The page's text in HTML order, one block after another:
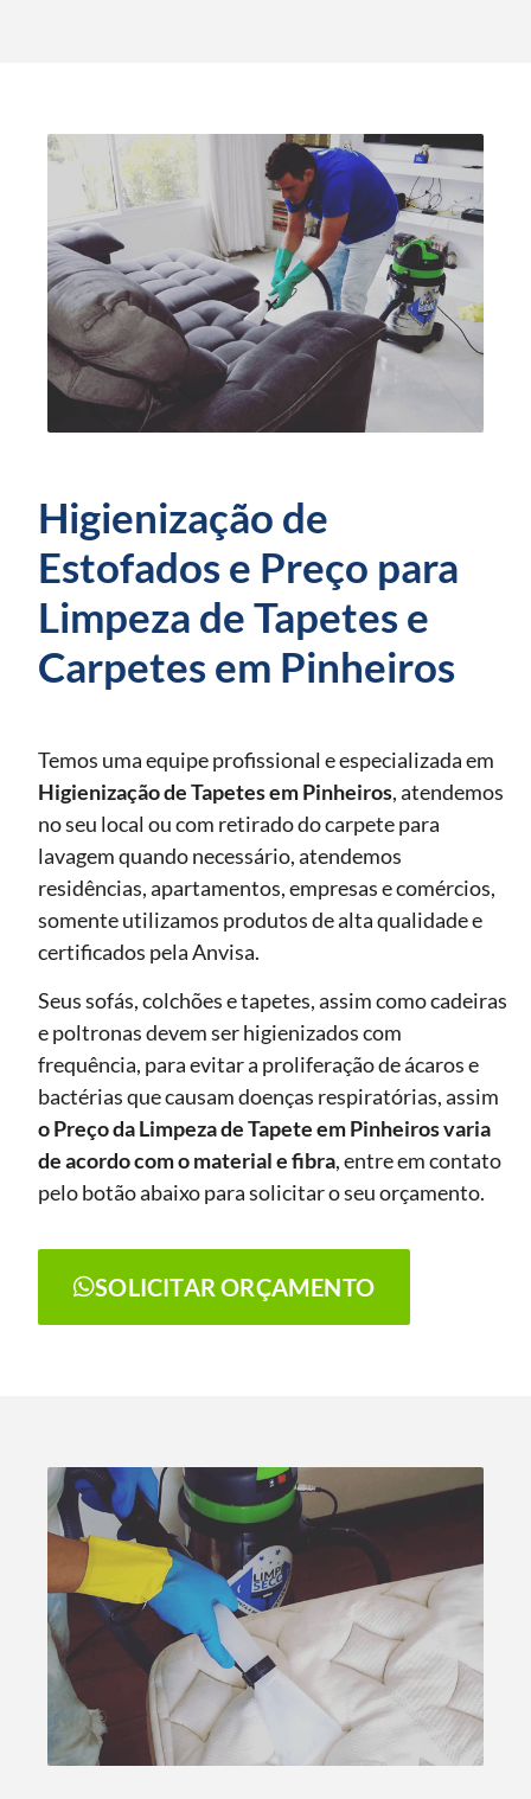
Higienização de
Estofados e Preço para
Limpeza de Tapetes e
Carpetes em Pinheiros
Temos uma equipe profissional e especializada em
Higienização de Tapetesem Pinheiros, atendemos
no seu local ou com retirado do carpete para
lavagem quando necessário, atendemos
residências, apartamentos, empresas e comércios,
somente utilizamos produtos de alta qualidade e
certificados pela Anvisa.
Seus sofás, colchões e tapetes, assim como cadeiras
e poltronas devem ser higienizados com
frequência, para evitar a proliferação de ácaros e
bactérias que causam doenças respiratórias, assim
o Preço da Limpeza de Tapeteem Pinheirosvaria
de acordo com o material e fibra, entre em contato
pelo botão abaixo para solicitar o seu orçamento.
SOLICITAR ORÇAMENTO